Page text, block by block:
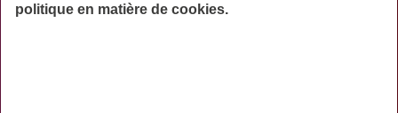
PRÉVOYANCE
politique en matière de cookies.